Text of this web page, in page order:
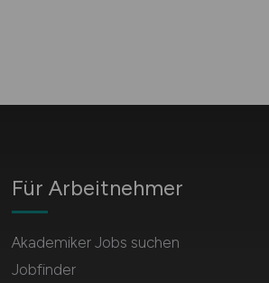
Für Arbeitnehmer
Akademiker Jobs suchen
Jobfinder